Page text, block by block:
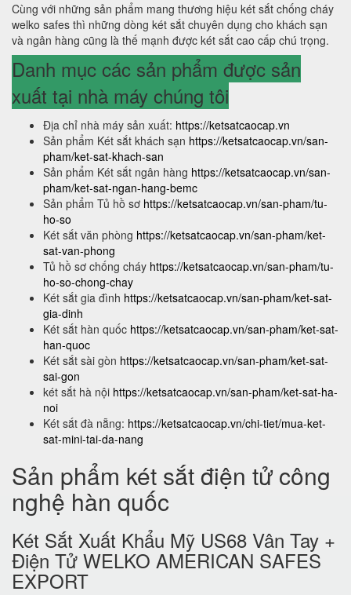
Cùng với những sản phẩm mang thương hiệu két sắt chống cháy
welko safes thì những dòng két sắt chuyên dụng cho khách sạn
và ngân hàng cũng là thế mạnh được két sắt cao cấp chú trọng.
Danh mục các sản phẩm được sản
xuất tại nhà máy chúng tôi
Địa chỉ nhà máy sản xuất: https://ketsatcaocap.vn
Sản phẩm Két sắt khách sạn https://ketsatcaocap.vn/san-
pham/ket-sat-khach-san
Sản phẩm Két sắt ngân hàng https://ketsatcaocap.vn/san-
pham/ket-sat-ngan-hang-bemc
Sản phẩm Tủ hồ sơ https://ketsatcaocap.vn/san-pham/tu-
ho-so
Két sắt văn phòng https://ketsatcaocap.vn/san-pham/ket-
sat-van-phong
Tủ hồ sơ chống cháy https://ketsatcaocap.vn/san-pham/tu-
ho-so-chong-chay
Két sắt gia đình https://ketsatcaocap.vn/san-pham/ket-sat-
gia-dinh
Két sắt hàn quốc https://ketsatcaocap.vn/san-pham/ket-sat-
han-quoc
Két sắt sài gòn https://ketsatcaocap.vn/san-pham/ket-sat-
sai-gon
két sắt hà nội https://ketsatcaocap.vn/san-pham/ket-sat-ha-
noi
Két sắt đà nẵng: https://ketsatcaocap.vn/chi-tiet/mua-ket-
sat-mini-tai-da-nang
Sản phẩm két sắt điện tử công
nghệ hàn quốc
Két Sắt Xuất Khẩu Mỹ US68 Vân Tay +
Điện Tử WELKO AMERICAN SAFES
EXPORT